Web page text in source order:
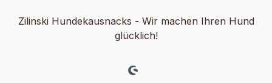
Zilinski Hundekausnacks - Wir machen Ihren Hund
glücklich!